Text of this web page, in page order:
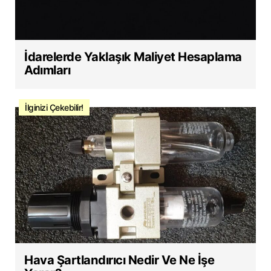
İdarelerde Yaklaşık Maliyet Hesaplama
Adımları
İlginizi Çekebilir!
Hava Şartlandırıcı Nedir Ve Ne İşe